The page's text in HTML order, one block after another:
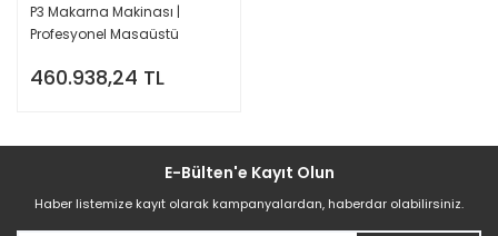
P3 Makarna Makinası |
Profesyonel Masaüstü
460.938,24 TL
E-Bülten'e Kayıt Olun
Haber listemize kayıt olarak kampanyalardan, haberdar olabilirsiniz.